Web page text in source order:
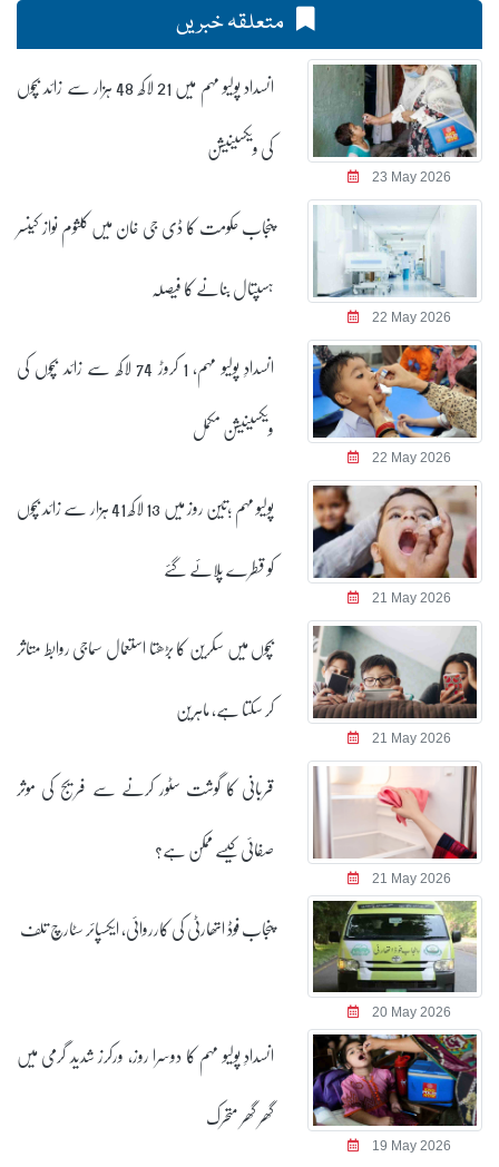
متعلقہ خبریں
23 May 2026
انسداد پولیو مہم میں 21 لاکھ 48 ہزار سے زائد بچوں
کی ویکسینیشن
22 May 2026
پنجاب حکومت کا ڈی جی خان میں کلثوم نواز کینسر
ہسپتال بنانے کا فیصلہ
22 May 2026
انسدادِ پولیو مہم، 1 کروڑ 74 لاکھ سے زائد بچوں کی
ویکسینیشن مکمل
21 May 2026
پولیو مہم ؛تین روز میں 13 لاکھ 41 ہزار سے زائد بچوں
کو قطرے پلائے گئے
21 May 2026
بچوں میں سکرین کا بڑھتا استعمال سماجی روابط متاثر
کر سکتا ہے، ماہرین
21 May 2026
قربانی کا گوشت سٹور کرنے سے فریج کی موثر
صفائی کیسے ممکن ہے؟
20 May 2026
پنجاب فوڈ اتھارٹی کی کارروائی، ایکسپائر سٹارچ تلف
19 May 2026
انسدادِ پولیو مہم کا دوسرا روز، ورکرز شدید گرمی میں
گھر گھر متحرک